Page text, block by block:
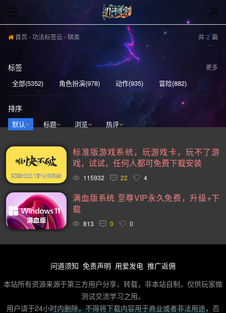
首页-功法标签云- 棋类 共 2 篇
标签
全部(5352) 角色扮演(978) 动作(935)
冒险(882)
动作冒险(837)
独立(580) 单人(567)
模拟(540)
开放世界(529)
休闲(526) 策略(521)
奇幻(371)
射击(365) 合作(349)
3D(348)
沙盒(339)
女性主角(332) 解谜(329)
恐怖(304)
独立(299) 科幻(296)
模拟经营(281)
暴力(277)
氛围(276)
2D(242)
可爱(233) 轻度 Rogue(223)
即时战略(215)
动作(204) 管理(197)
砍杀(195)
血腥(183) 冒险(177)
解谜冒险(176)
街机(175)
驾驶(169) 回合制战斗(168)
第一人称(163)
类魂系列(156)
视觉小说(156)
更多
排序
默认 标题 浏览 热评
标准版游戏系统，玩游戏卡，玩不了游
戏，试试，任何人都可免费下载安装
115932 22 4
满血版系统 至尊VIP永久免费，升级+下
载
813 0 0
问道须知 免责声明 用爱发电 推广返佣
本站所有资源来源于第三方用户分享，转载，非本站自制，仅供玩家做
测试交流学习之用。
用户请于24小时内删除，不得将下载内容用于商业或者非法用途，否